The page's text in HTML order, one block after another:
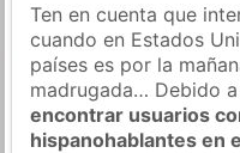
Ten en cuenta que
cuando en Estados
países es por la
madrugada… Debido
encontrar usuarios
hispanohablantes en